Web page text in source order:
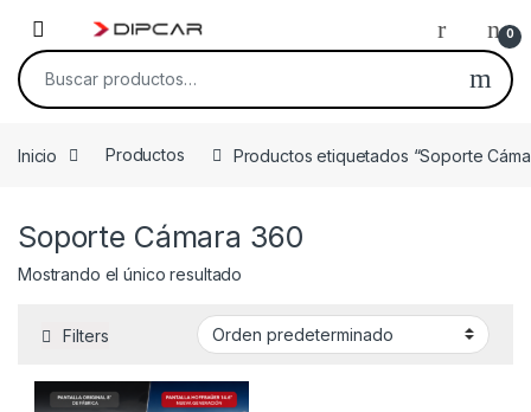
0
Buscar por:
Inicio Productos Productos etiquetados “Soporte
Soporte Cámara 360
Mostrando el único resultado
Filters